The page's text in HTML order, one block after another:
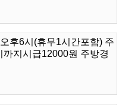
후6시(휴무1시간포함) 주
지시급12000원 주방경